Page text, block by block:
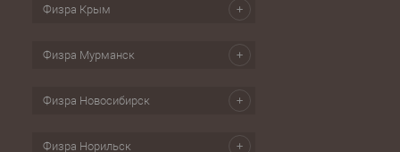
Физра Крым
Физра Мурманск
Физра Новосибирск
Физра Норильск